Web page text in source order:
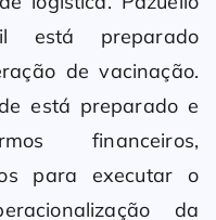
está preparado
de vacinação.
está preparado e
financeiros,
para executar o
da